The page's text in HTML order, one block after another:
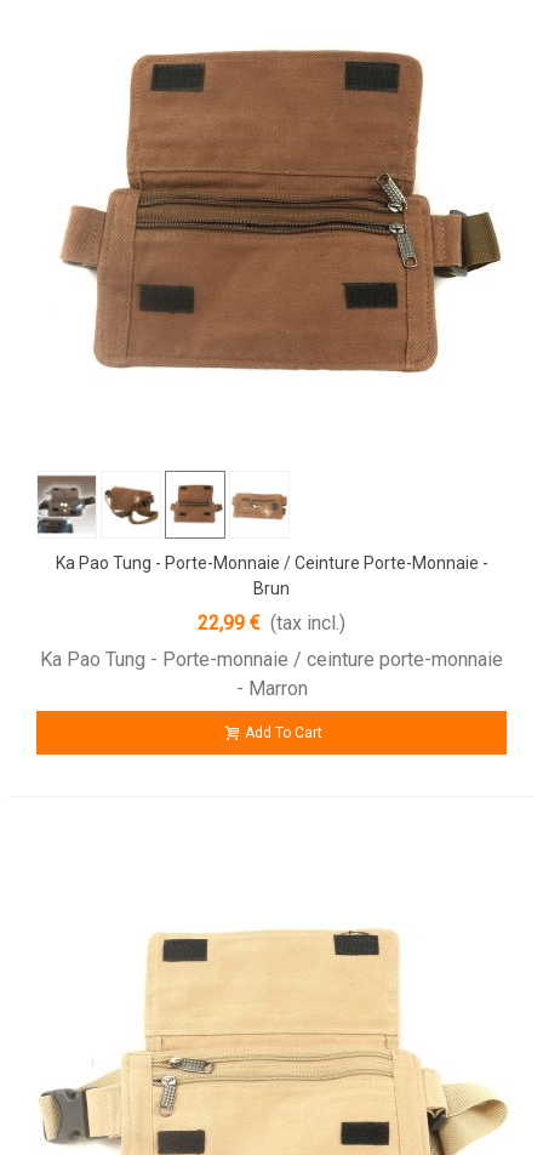
Ka Pao Tung - Porte-Monnaie / Ceinture Porte-Monnaie -
Brun
22,99 € (tax incl.)
Ka Pao Tung - Porte-monnaie / ceinture porte-monnaie
- Marron
Add To Cart